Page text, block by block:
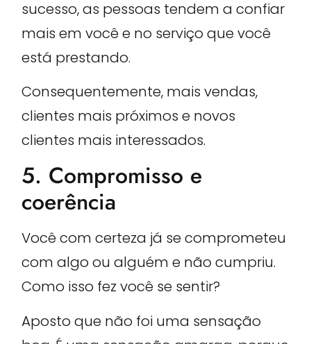
sucesso, as pessoas tendem a confiar
mais em você e no serviço que você
está prestando.
Consequentemente, mais vendas,
clientes mais próximos e novos
clientes mais interessados.
5. Compromisso e
coerência
Você com certeza já se comprometeu
com algo ou alguém e não cumpriu.
Como isso fez você se sentir?
Aposto que não foi uma sensação